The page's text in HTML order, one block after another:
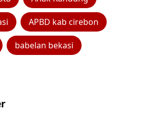
APBD kab cirebon
babelan bekasi